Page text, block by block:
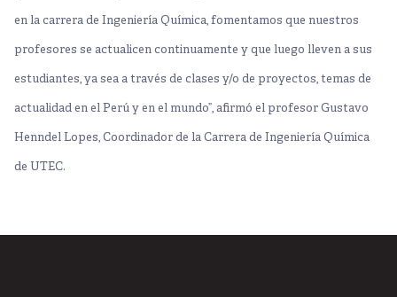
en la carrera de Ingeniería Química, fomentamos que nuestros
profesores se actualicen continuamente y que luego lleven a sus
estudiantes, ya sea a través de clases y/o de proyectos, temas de
actualidad en el Perú y en el mundo”, afirmó el profesorGustavo
Henndel Lopes, Coordinador de la Carrera de Ingeniería Química
de UTEC.